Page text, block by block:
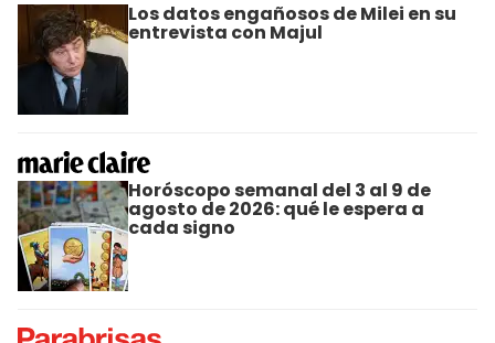
Los datos engañosos de Milei en su
entrevista con Majul
Horóscopo semanal del 3 al 9 de
agosto de 2026: qué le espera a
cada signo